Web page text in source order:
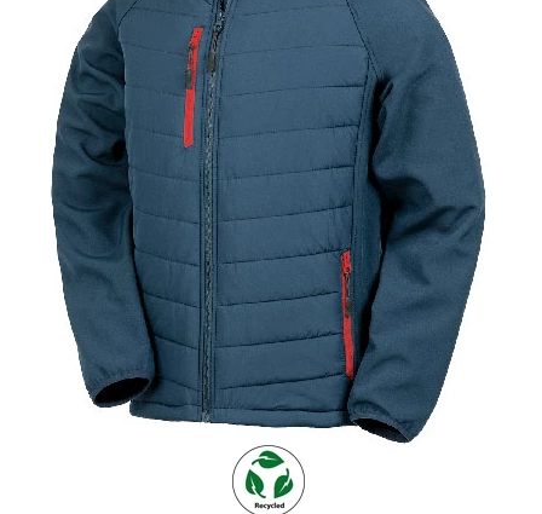
Outlet
Se alla produkter
Köpvillkor
Storleksguide
Jobba hos oss
Logga in
Svenska English Dansk